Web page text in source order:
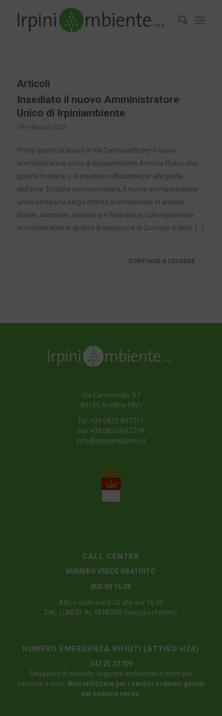
Articoli
Insediato il nuovo Amministratore
Unico di Irpiniambiente
18 Febbraio 2021
Primo giorno di lavoro in via Cannaviello per il nuovo
amministratore unico di Irpiniambiente Antonio Russo che,
questa mattina, si è insediato ufficialmente alla guida
dell’ente. Dottore commercialista, il nuovo amministratore
unico vanta una lunga attività professionale in ambito
fiscale, contabile, societario e finanziario, con esperienze
amministrative in qualità di assessore al Comune di Nola. […]
CONTINUA A LEGGERE
Via Cannaviello, 57
83100 Avellino (AV)
Tel: +39 0825 697711
Fax +39 0825 697718
info@irpiniambiente.it
CALL CENTER
NUMERO VERDE GRATUITO
800 90 16 28
Attivo dalle ore 8:30 alle ore 16:30
DAL LUNEDI’ AL VENERDI’ (escluso i festivi)
NUMERO EMERGENZA RIFIUTI (ATTIVO H24)
347 25 33709
Situazioni di pericolo, urgenze ambientali e rischi per
persone o cose.
Non utilizzare per i servizi ordinari gestiti
dal numero verde.